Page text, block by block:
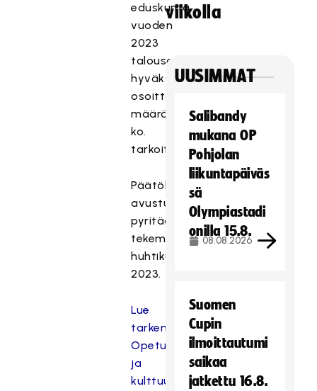
eduskunta
vuoden
2023
talousarviota
hyväksyessään
osoittaa
määrärahat
ko.
tarkoitukseen.
Päätökset
avustuksista
pyritään
tekemään
huhtikuussa
2023.
Lue
tarkemmin:
Opetus-
ja
kulttuuriministeriön
viikolla
UUSIMMAT
Salibandy
mukana OP
Pohjolan
liikuntapäiväs
sä
Olympiastadi
onilla 15.8.
08.08.2026
Suomen
Cupin
ilmoittautumi
saikaa
jatkettu 16.8.